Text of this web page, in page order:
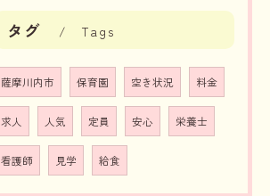
タグ Tags
薩摩川内市 保育園 空き状況 料金
求人 人気 定員 安心 栄養士
看護師 見学 給食